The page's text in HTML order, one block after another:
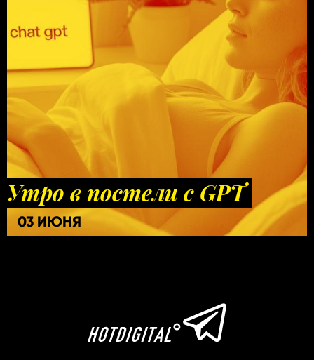
Утро в постели с GPT
03 ИЮНЯ